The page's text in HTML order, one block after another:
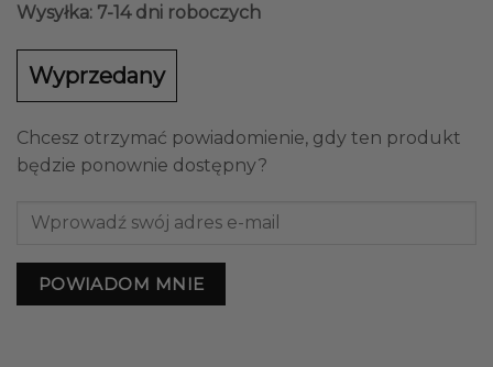
Wysyłka: 7-14 dni roboczych
Wyprzedany
Chcesz otrzymać powiadomienie, gdy ten produkt
będzie ponownie dostępny?
POWIADOM MNIE